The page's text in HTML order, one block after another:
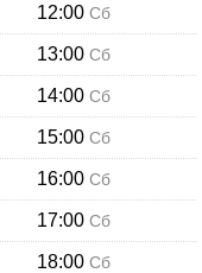
12:00 Сб
13:00 Сб
14:00 Сб
15:00 Сб
16:00 Сб
17:00 Сб
18:00 Сб